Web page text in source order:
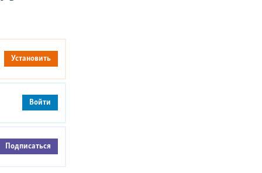
Установить
Войти
Подписаться